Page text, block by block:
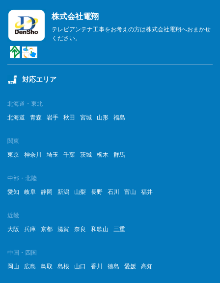
2023年6月
2023年5月
2023年3月
2023年2月
2022年8月
2022年6月
株式会社電翔
テレビアンテナ工事をお考えの方は株式会社電翔へおまかせ
ください。
対応エリア
北海道・東北
北海道
青森 岩手 秋田 宮城 山形 福島
関東
東京
神奈川 埼玉 千葉 茨城 栃木 群馬
中部・北陸
愛知
岐阜 静岡 新潟 山梨 長野 石川 富山 福井
近畿
大阪
兵庫 京都 滋賀 奈良 和歌山 三重
中国・四国
岡山
広島 鳥取 島根 山口 香川 徳島 愛媛 高知